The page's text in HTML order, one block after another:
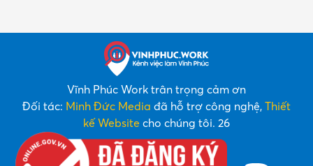
Vĩnh Phúc Work trân trọng cảm ơn
Đối tác: Minh Đức Media đã hỗ trợ công nghệ, Thiết
kế Website cho chúng tôi. 26